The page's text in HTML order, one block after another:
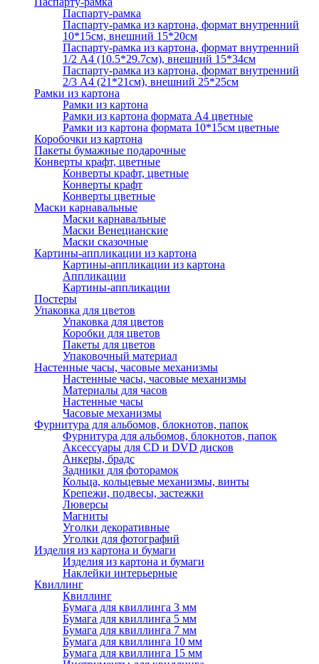
Паспарту-рамка
Паспарту-рамка из картона, формат внутренний
10*15см, внешний 15*20см
Паспарту-рамка из картона, формат внутренний
1/2 А4 (10.5*29.7см), внешний 15*34см
Паспарту-рамка из картона, формат внутренний
2/3 А4 (21*21см), внешний 25*25см
Рамки из картона
Рамки из картона
Рамки из картона формата А4 цветные
Рамки из картона формата 10*15см цветные
Коробочки из картона
Пакеты бумажные подарочные
Конверты крафт, цветные
Конверты крафт, цветные
Конверты крафт
Конверты цветные
Маски карнавальные
Маски карнавальные
Маски Венецианские
Маски сказочные
Картины-аппликации из картона
Картины-аппликации из картона
Аппликации
Картины-аппликации
Постеры
Упаковка для цветов
Упаковка для цветов
Коробки для цветов
Пакеты для цветов
Упаковочный материал
Настенные часы, часовые механизмы
Настенные часы, часовые механизмы
Материалы для часов
Настенные часы
Часовые механизмы
Фурнитура для альбомов, блокнотов, папок
Фурнитура для альбомов, блокнотов, папок
Аксессуары для CD и DVD дисков
Анкеры, брадс
Задники для фоторамок
Кольца, кольцевые механизмы, винты
Крепежи, подвесы, застежки
Люверсы
Магниты
Уголки декоративные
Уголки для фотографий
Изделия из картона и бумаги
Изделия из картона и бумаги
Наклейки интерьерные
Квиллинг
Квиллинг
Бумага для квиллинга 3 мм
Бумага для квиллинга 5 мм
Бумага для квиллинга 7 мм
Бумага для квиллинга 10 мм
Бумага для квиллинга 15 мм